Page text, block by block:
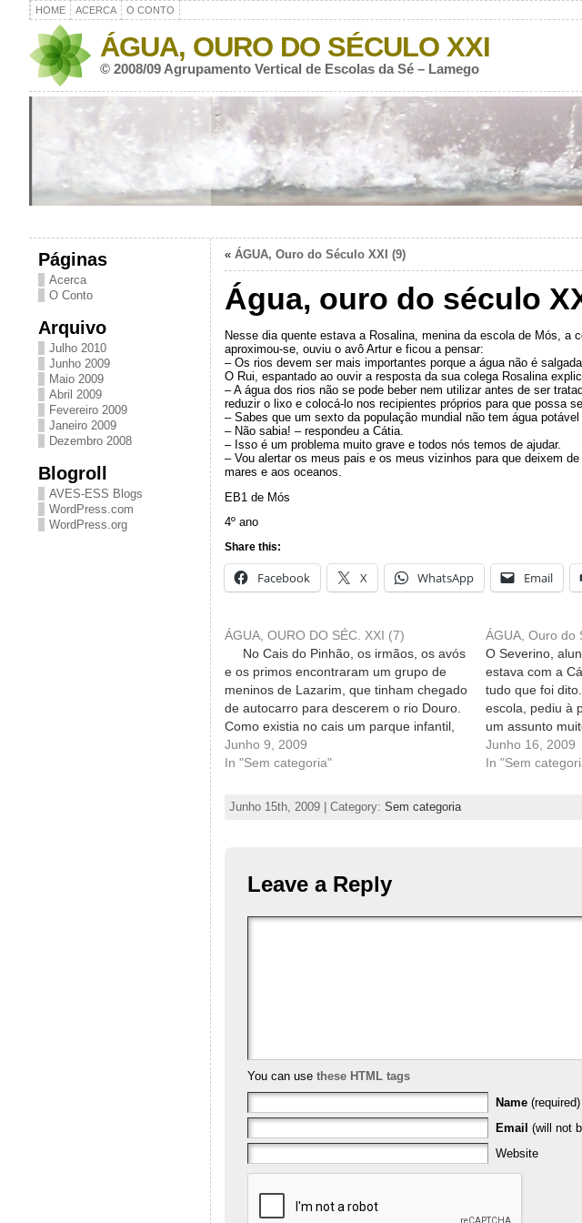
HOME ACERCA O CONTO
ÁGUA, OURO DO SÉCULO XXI
© 2008/09 Agrupamento Vertical de Escolas da Sé – Lamego
Páginas
Acerca
O Conto
Arquivo
Julho 2010
Junho 2009
Maio 2009
Abril 2009
Fevereiro 2009
Janeiro 2009
Dezembro 2008
Blogroll
AVES-ESS Blogs
WordPress.com
WordPress.org
« ÁGUA, Ouro do Século XXI (9)
Água, ouro do século
Nesse dia quente estava a Rosalina, menina da escola de Mós, a
aproximou-se, ouviu o avô Artur e ficou a pensar:
– Os rios devem ser mais importantes porque a água não é
O Rui, espantado ao ouvir a resposta da sua colega Rosalina
– A água dos rios não se pode beber nem utilizar antes de ser
reduzir o lixo e colocá-lo nos recipientes próprios para que possa
– Sabes que um sexto da população mundial não tem água potável
– Não sabia! – respondeu a Cátia.
– Isso é um problema muito grave e todos nós temos de ajudar.
– Vou alertar os meus pais e os meus vizinhos para que deixem
mares e aos oceanos.
EB1 de Mós
4º ano
Share this:
Facebook X WhatsApp Email
ÁGUA, OURO DO SÉC. XXI (7)
No Cais do Pinhão, os irmãos, os avós
e os primos encontraram um grupo de
meninos de Lazarim, que tinham chegado
de autocarro para descerem o rio Douro.
Como existia no cais um parque infantil,
as crianças misturaram-se umas com as
outras e durante algum tempo brincaram
Junho 9, 2009
In "Sem categoria"
ÁGUA, Ouro do
O Severino,
estava com a
tudo que foi
escola, pediu à
um assunto
toda a turma
químicos na
Junho 16, 2009
In "Sem
Junho 15th, 2009 | Category: Sem categoria
Leave a Reply
You can use these HTML tags
Name (required)
Email (will not
Website